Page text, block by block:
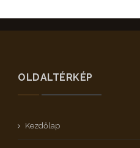
OLDALTÉRKÉP
Kezdőlap